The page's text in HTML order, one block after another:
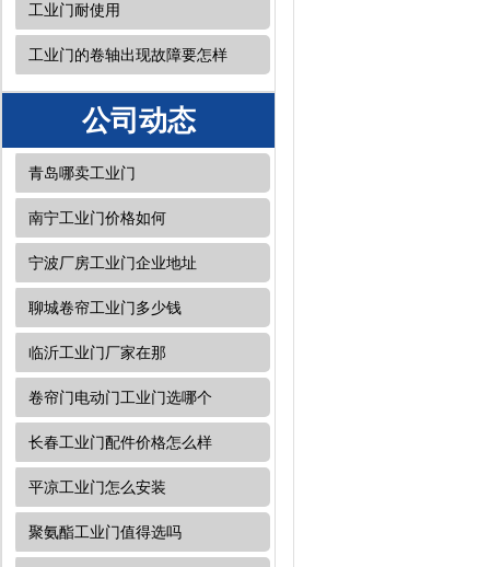
工业门耐使用
工业门的卷轴出现故障要怎样
公司动态
青岛哪卖工业门
南宁工业门价格如何
宁波厂房工业门企业地址
聊城卷帘工业门多少钱
临沂工业门厂家在那
卷帘门电动门工业门选哪个
长春工业门配件价格怎么样
平凉工业门怎么安装
聚氨酯工业门值得选吗